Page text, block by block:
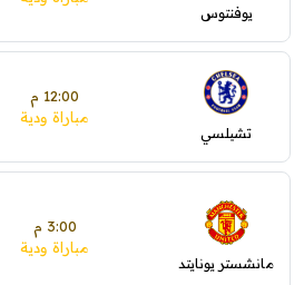
يوفنتوس
تشيلسي
12:00 م
مباراة ودية
مانشستر يونايتد
3:00 م
مباراة ودية